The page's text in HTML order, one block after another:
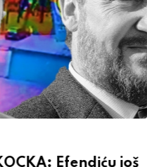
Efendiću još